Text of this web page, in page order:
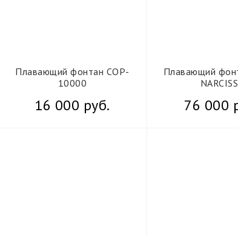
Плавающий фонтан COP-
10000
16 000 руб.
Плавающий
76 000